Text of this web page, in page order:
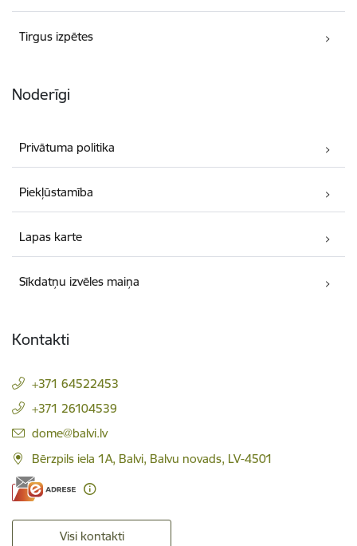
Tirgus izpētes
Noderīgi
Privātuma politika
Piekļūstamība
Lapas karte
Sīkdatņu izvēles maiņa
Kontakti
+371 64522453
+371 26104539
E-pasts:
dome@balvi.lv
Bērzpils iela 1A, Balvi, Balvu novads, LV-4501
Visi kontakti